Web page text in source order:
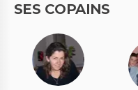
SES COPAINS